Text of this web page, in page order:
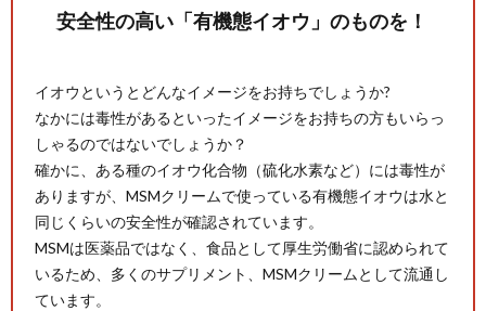
安全性の高い「有機態イオウ」のものを！
イオウというとどんなイメージをお持ちでしょうか?
なかには毒性があるといったイメージをお持ちの方もいらっ
しゃるのではないでしょうか？
確かに、ある種のイオウ化合物（硫化水素など）には毒性が
ありますが、MSMクリームで使っている有機態イオウは水と
同じくらいの安全性が確認されています。
MSMは医薬品ではなく、食品として厚生労働省に認められて
いるため、多くのサプリメント、MSMクリームとして流通し
ています。